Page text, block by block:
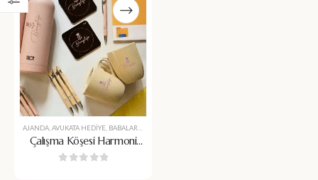
AJANDA AVUKATA HEDIYE BABALAR GÜNÜ
Çalışma Köşesi Harmoni
Seti